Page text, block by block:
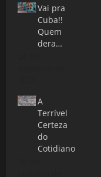
Vai pra
Cuba!!
Quem
dera…
A
Terrível
Certeza
do
Cotidiano